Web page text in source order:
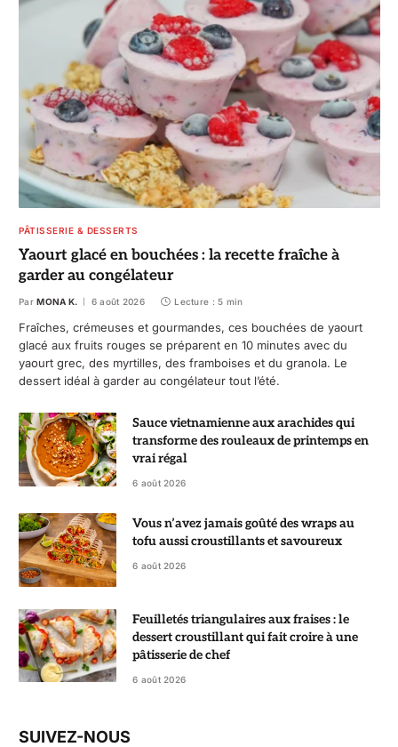
PÂTISSERIE & DESSERTS
Yaourt glacé en bouchées : la recette fraîche à
garder au congélateur
Par MONA K. 6 août 2026 Lecture : 5 min
Fraîches, crémeuses et gourmandes, ces bouchées de yaourt
glacé aux fruits rouges se préparent en 10 minutes avec du
yaourt grec, des myrtilles, des framboises et du granola. Le
dessert idéal à garder au congélateur tout l’été.
Sauce vietnamienne aux arachides qui
transforme des rouleaux de printemps en
vrai régal
6 août 2026
Vous n’avez jamais goûté des wraps au
tofu aussi croustillants et savoureux
6 août 2026
Feuilletés triangulaires aux fraises : le
dessert croustillant qui fait croire à une
pâtisserie de chef
6 août 2026
SUIVEZ-NOUS